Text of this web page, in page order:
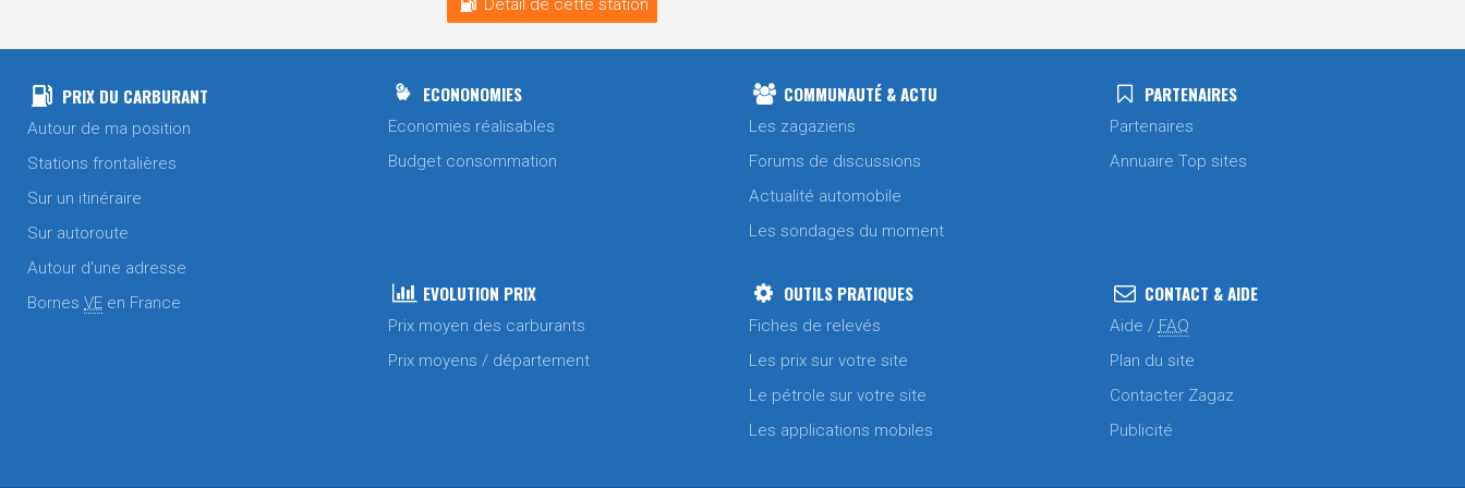
Détail de cette station
PRIX DU CARBURANT
Autour de ma position
Stations frontalières
Sur un itinéraire
Sur autoroute
Autour d'une adresse
Bornes VE en France
ECONONOMIES
Economies réalisables
Budget consommation
COMMUNAUTÉ & ACTU
Les zagaziens
Forums de discussions
Actualité automobile
Les sondages du moment
PARTENAIRES
Partenaires
Annuaire Top sites
EVOLUTION PRIX
Prix moyen des carburants
Prix moyens / département
OUTILS PRATIQUES
Fiches de relevés
Les prix sur votre site
Le pétrole sur votre site
Les applications mobiles
CONTACT & AIDE
Aide / FAQ
Plan du site
Contacter Zagaz
Publicité